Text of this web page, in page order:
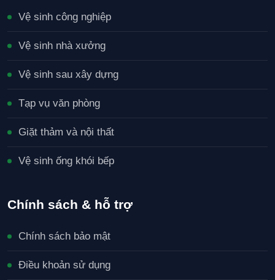
Vệ sinh công nghiệp
Vệ sinh nhà xưởng
Vệ sinh sau xây dựng
Tạp vụ văn phòng
Giặt thảm và nội thất
Vệ sinh ống khói bếp
Chính sách & hỗ trợ
Chính sách bảo mật
Điều khoản sử dụng